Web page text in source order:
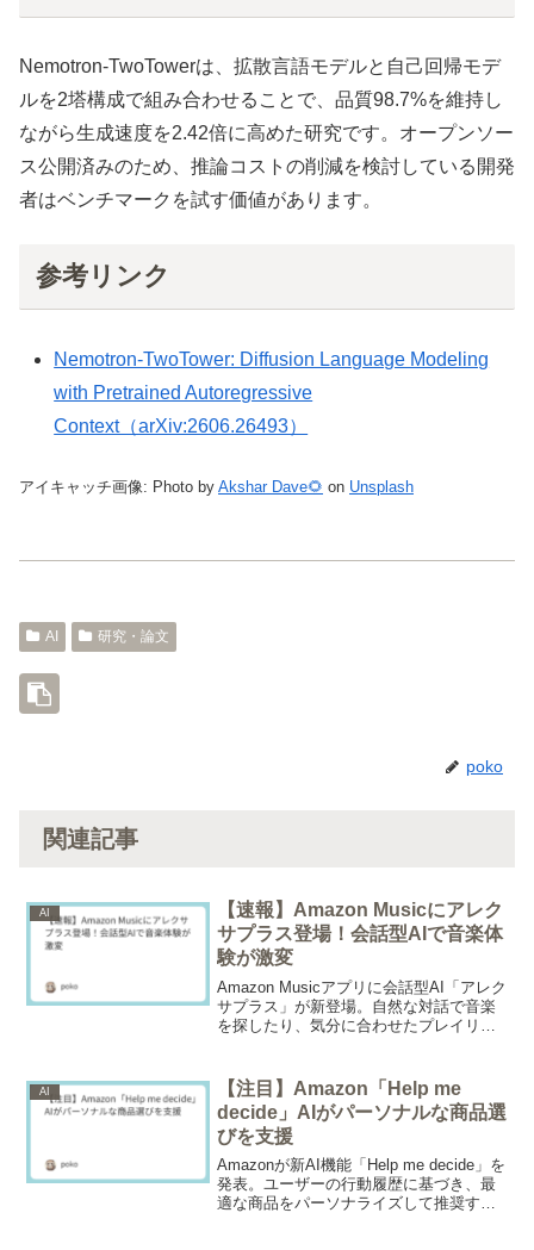
Nemotron-TwoTowerは、拡散言語モデルと自己回帰モデ
ルを2塔構成で組み合わせることで、品質98.7%を維持し
ながら生成速度を2.42倍に高めた研究です。オープンソー
ス公開済みのため、推論コストの削減を検討している開発
者はベンチマークを試す価値があります。
参考リンク
Nemotron-TwoTower: Diffusion Language Modeling
with Pretrained Autoregressive
Context（arXiv:2606.26493）
アイキャッチ画像: Photo by Akshar Dave🌻 on Unsplash
AI 研究・論文
poko
関連記事
AI
【速報】Amazon Musicにアレク
サプラス登場！会話型AIで音楽体
験が激変
Amazon Musicアプリに会話型AI「アレク
サプラス」が新登場。自然な対話で音楽
を探したり、気分に合わせたプレイリス
と音楽体験の変化を解説。
AI
【注目】Amazon「Help me
decide」AIがパーソナルな商品選
びを支援
Amazonが新AI機能「Help me decide」を
発表。ユーザーの行動履歴に基づき、最
適な商品をパーソナライズして推奨す